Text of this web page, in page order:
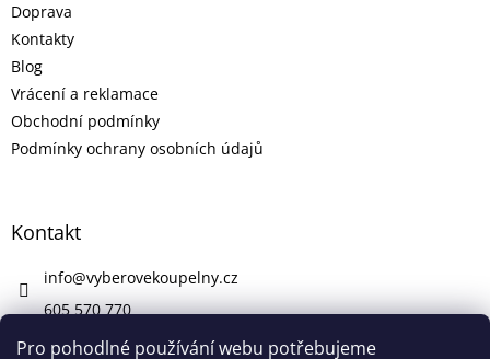
Pro pohodlné používání webu potřebujeme
Doprava
Kontakty
Blog
Vrácení a reklamace
Obchodní podmínky
Podmínky ochrany osobních údajů
Kontakt
info@vyberovekoupelny.cz
605 570 770
https://www.facebook.com/vyberovekoupelny/